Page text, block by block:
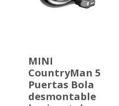
MINI
CountryMan 5
Puertas Bola
desmontable